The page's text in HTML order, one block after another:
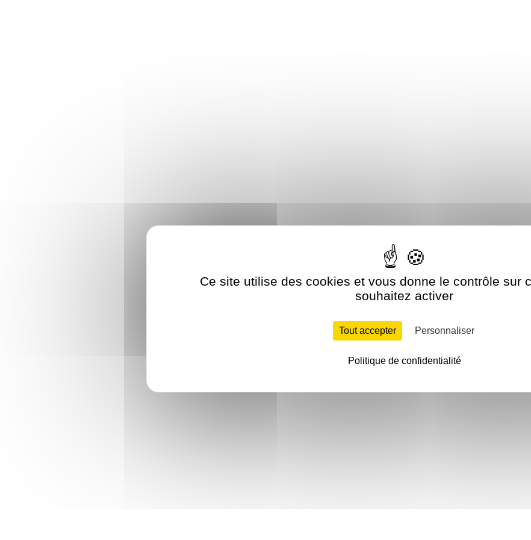
Ce site utilise des cookies et vous donne le contrôle sur
souhaitez activer
Tout accepter Personnaliser
Politique de confidentialité